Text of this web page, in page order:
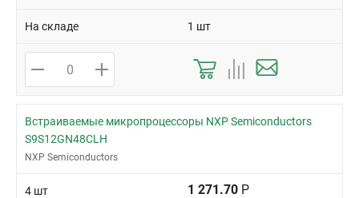
На складе 1 шт
Встраиваемые микропроцессоры NXP Semiconductors
S9S12GN48CLH
NXP Semiconductors
4 шт 1 271.70 Р